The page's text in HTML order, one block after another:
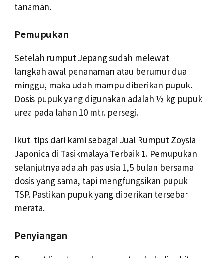
tanaman.
Pemupukan
Setelah rumput Jepang sudah melewati
langkah awal penanaman atau berumur dua
minggu, maka udah mampu diberikan pupuk.
Dosis pupuk yang digunakan adalah ½ kg pupuk
urea pada lahan 10 mtr. persegi.
Ikuti tips dari kami sebagai Jual Rumput Zoysia
Japonica di Tasikmalaya Terbaik 1. Pemupukan
selanjutnya adalah pas usia 1,5 bulan bersama
dosis yang sama, tapi mengfungsikan pupuk
TSP. Pastikan pupuk yang diberikan tersebar
merata.
Penyiangan